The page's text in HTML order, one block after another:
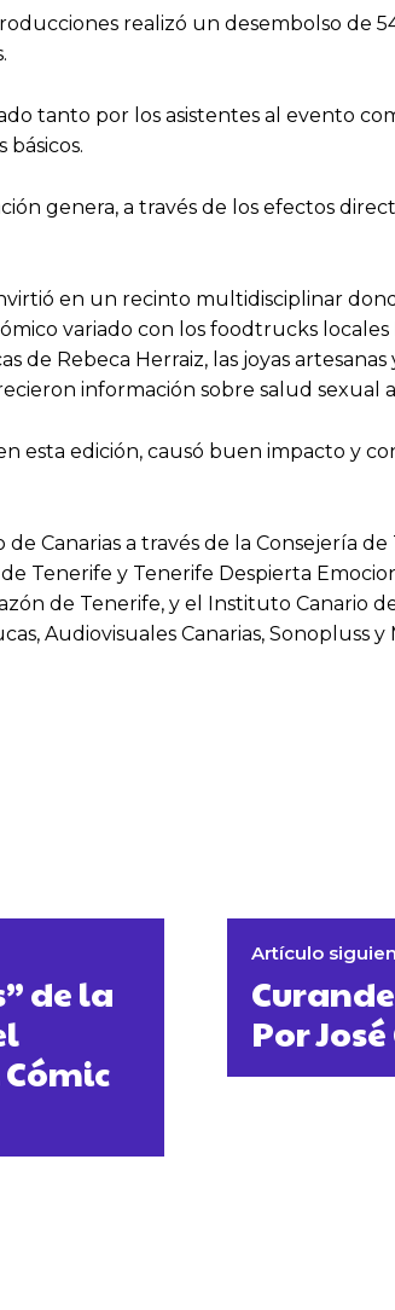
realizó un desembolso de
tanto por los asistentes al evento
básicos.
genera, a través de los efectos
en un recinto multidisciplinar
variado con los foodtrucks
Rebeca Herraiz, las joyas
información sobre salud sexual
esta edición, causó buen impacto y
Canarias a través de la Consejería
Tenerife y Tenerife Despierta
de Tenerife, y el Instituto Canario
Audiovisuales Canarias, Sonopluss y
de la
Artículo
Por